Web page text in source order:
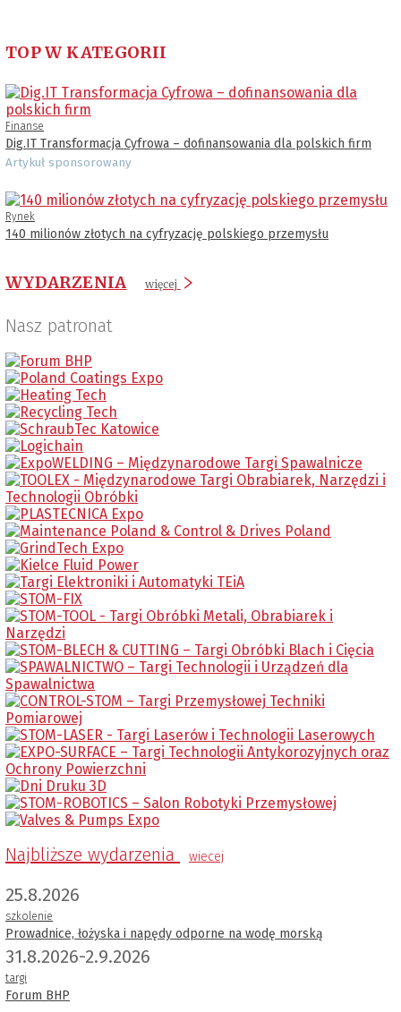
TOP W KATEGORII
Finanse
Dig.IT Transformacja Cyfrowa – dofinansowania dla polskich firm
Artykuł sponsorowany
Rynek
140 milionów złotych na cyfryzację polskiego przemysłu
WYDARZENIA więcej
Nasz patronat
Najbliższe wydarzenia wiecej
25.8.2026
szkolenie
Prowadnice, łożyska i napędy odporne na wodę morską
31.8.2026-2.9.2026
targi
Forum BHP